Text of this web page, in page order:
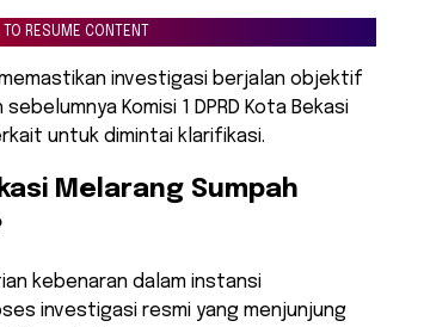
RESUME CONTENT
memastikan investigasi berjalan objektif
Komisi 1 DPRD Kota Bekasi
untuk dimintai klarifikasi.
Melarang Sumpah
kebenaran dalam instansi
investigasi resmi yang menjunjung